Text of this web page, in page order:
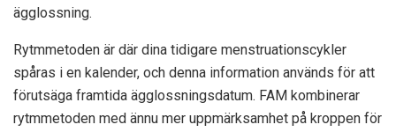
ägglossning.
Rytmmetoden är där dina tidigare menstruationscykler
spåras i en kalender, och denna information används för att
förutsäga framtida ägglossningsdatum. FAM kombinerar
rytmmetoden med ännu mer uppmärksamhet på kroppen för